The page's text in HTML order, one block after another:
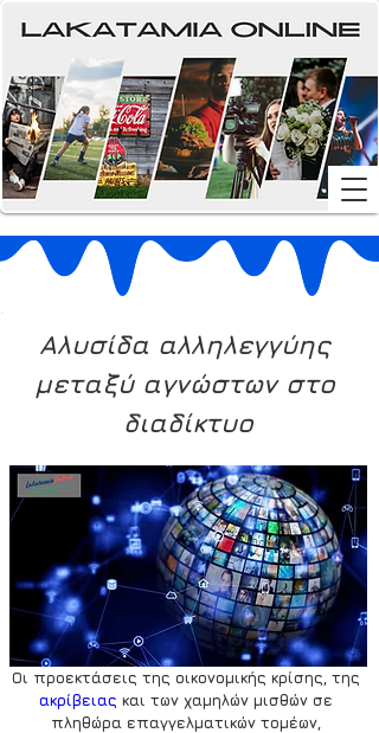
Αλυσίδα αλληλεγγύης
μεταξύ αγνώστων στο
διαδίκτυο
Οι προεκτάσεις της οικονομικής κρίσης, της
ακρίβειας και των χαμηλών μισθών σε
πληθώρα επαγγελματικών τομέων,